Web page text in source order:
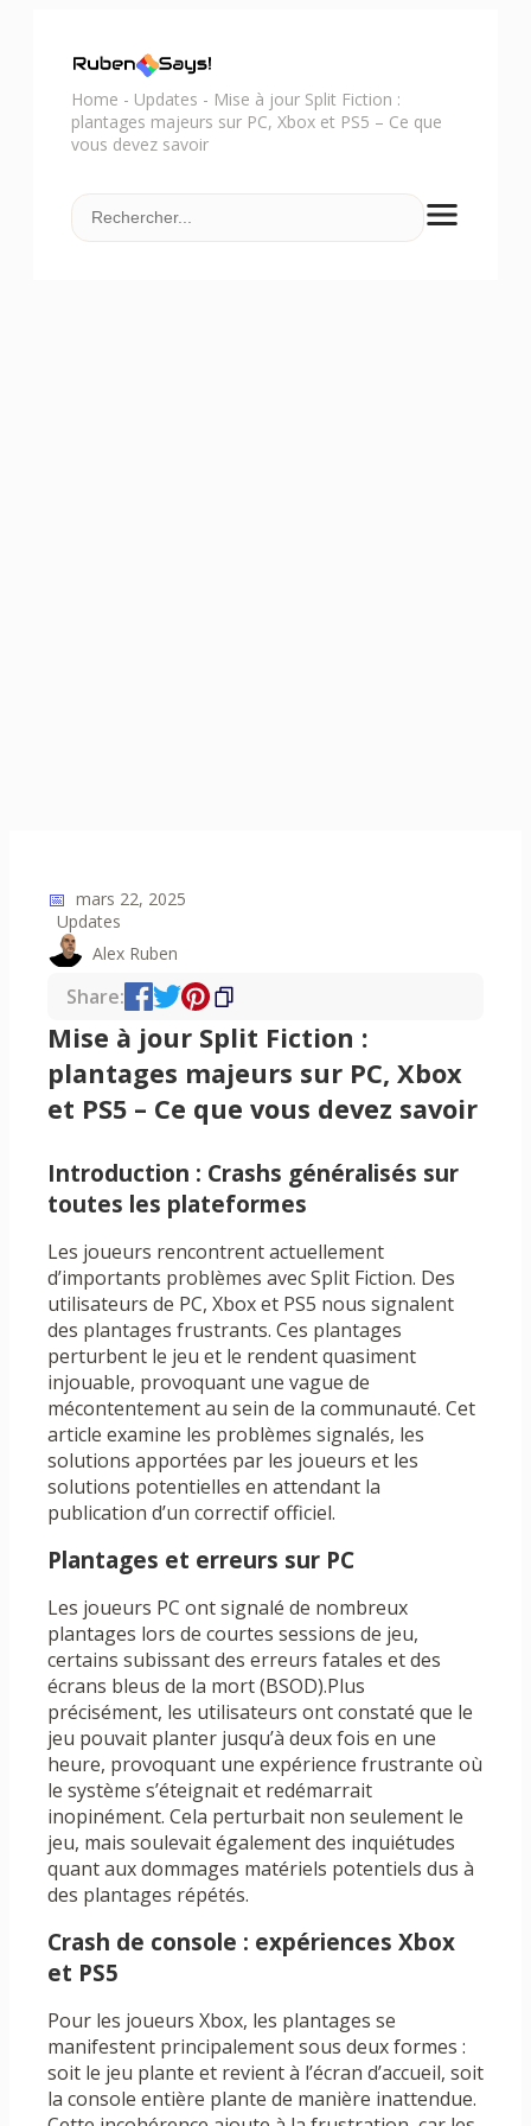
Home - Updates - Mise à jour Split Fiction :
plantages majeurs sur PC, Xbox et PS5 – Ce que
vous devez savoir
📅 mars 22, 2025
Updates
Alex Ruben
Share:
Mise à jour Split Fiction :
plantages majeurs sur PC, Xbox
et PS5 – Ce que vous devez savoir
Introduction : Crashs généralisés sur
toutes les plateformes
Les joueurs rencontrent actuellement
d’importants problèmes avec Split Fiction. Des
utilisateurs de PC, Xbox et PS5 nous signalent
des plantages frustrants. Ces plantages
perturbent le jeu et le rendent quasiment
injouable, provoquant une vague de
mécontentement au sein de la communauté. Cet
article examine les problèmes signalés, les
solutions apportées par les joueurs et les
solutions potentielles en attendant la
publication d’un correctif officiel.
Plantages et erreurs sur PC
Les joueurs PC ont signalé de nombreux
plantages lors de courtes sessions de jeu,
certains subissant des erreurs fatales et des
écrans bleus de la mort (BSOD).Plus
précisément, les utilisateurs ont constaté que le
jeu pouvait planter jusqu’à deux fois en une
heure, provoquant une expérience frustrante où
le système s’éteignait et redémarrait
inopinément. Cela perturbait non seulement le
jeu, mais soulevait également des inquiétudes
quant aux dommages matériels potentiels dus à
des plantages répétés.
Crash de console : expériences Xbox
et PS5
Pour les joueurs Xbox, les plantages se
manifestent principalement sous deux formes :
soit le jeu plante et revient à l’écran d’accueil, soit
la console entière plante de manière inattendue.